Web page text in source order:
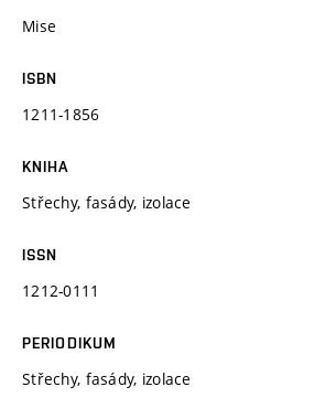
Mise
ISBN
1211-1856
KNIHA
Střechy, fasády, izolace
ISSN
1212-0111
PERIODIKUM
Střechy, fasády, izolace